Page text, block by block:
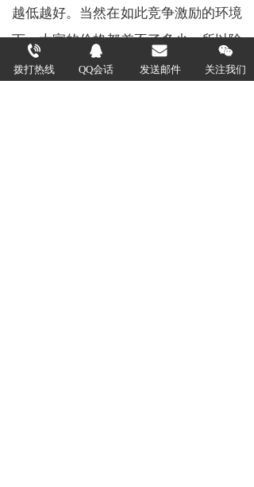
越低越好。当然在如此竞争激励的环境
下，大家的价格都差不了多少，所以除
了看价钱外，可以接着再比较下属几个
拨打热线 QQ会话 发送邮件 关注我们